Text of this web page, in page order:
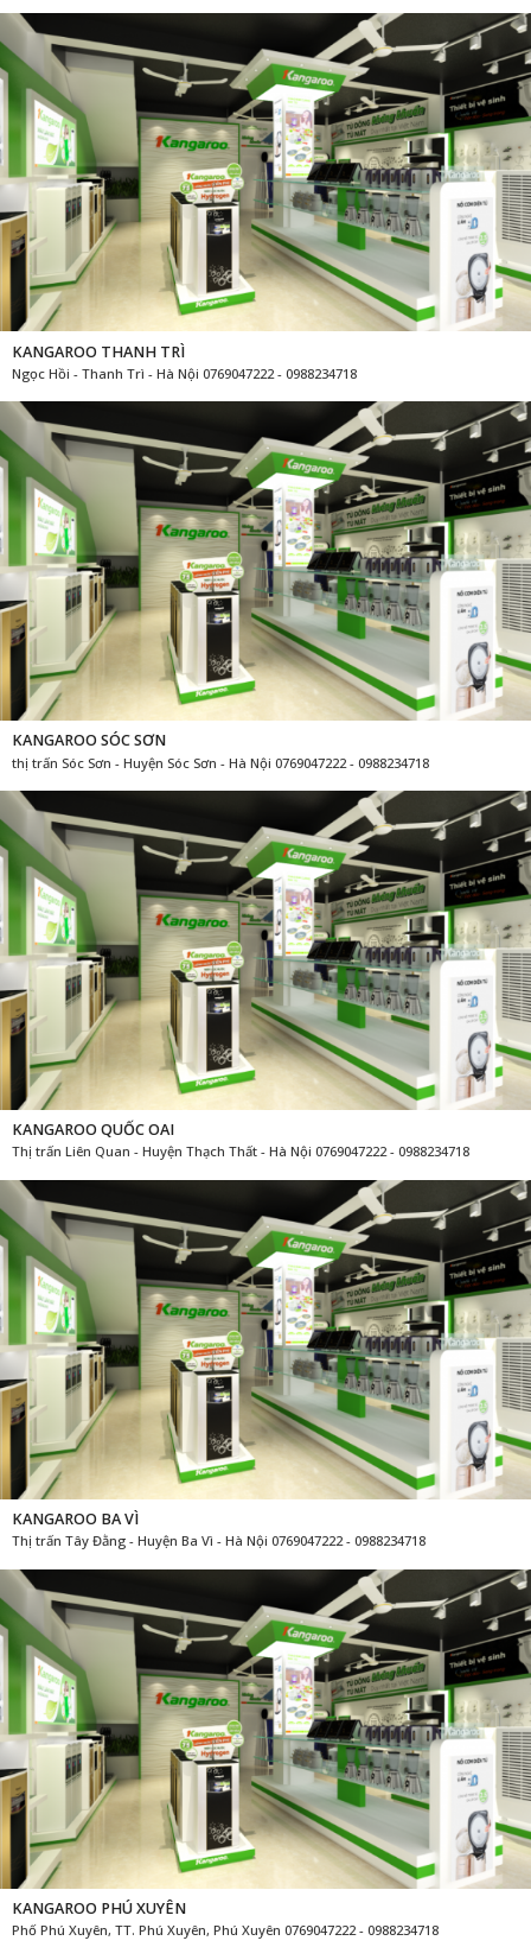
KANGAROO THANH TRÌ
Ngọc Hồi - Thanh Trì - Hà Nội 0769047222 - 0988234718
KANGAROO SÓC SƠN
thị trấn Sóc Sơn - Huyện Sóc Sơn - Hà Nội 0769047222 - 0988234718
KANGAROO QUỐC OAI
Thị trấn Liên Quan - Huyện Thạch Thất - Hà Nội 0769047222 - 0988234718
KANGAROO BA VÌ
Thị trấn Tây Đằng - Huyện Ba Vì - Hà Nội 0769047222 - 0988234718
KANGAROO PHÚ XUYÊN
Phố Phú Xuyên, TT. Phú Xuyên, Phú Xuyên 0769047222 - 0988234718